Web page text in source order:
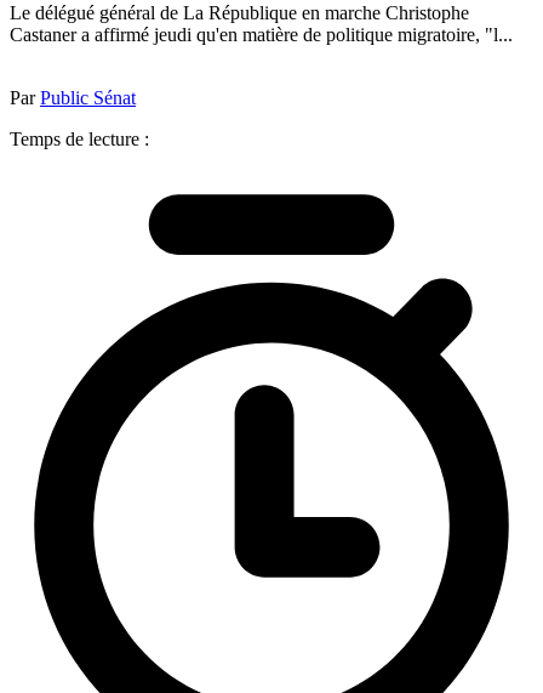
Le délégué général de La République en marche Christophe
Castaner a affirmé jeudi qu'en matière de politique migratoire, "l...
ParPublic Sénat
Temps de lecture :